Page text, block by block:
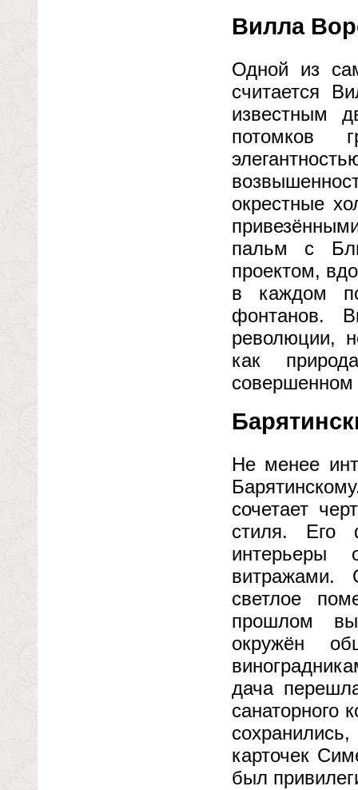
Вилла
Одной из
считается
известным
потомков
окрестные
пальм с
проектом,
в каждом
фонтанов.
революции,
как
совершенном
Не менее
сочетает
стиля. Его
интерьеры
витражами.
светлое
прошлом
окружён
дача
санаторного
карточек
был